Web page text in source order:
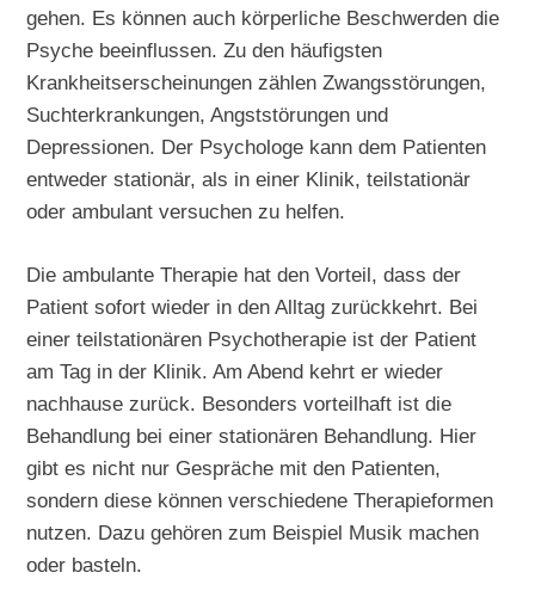
gehen. Es können auch körperliche Beschwerden die
Psyche beeinflussen. Zu den häufigsten
Krankheitserscheinungen zählen Zwangsstörungen,
Suchterkrankungen, Angststörungen und
Depressionen. Der Psychologe kann dem Patienten
entweder stationär, als in einer Klinik, teilstationär
oder ambulant versuchen zu helfen.
Die ambulante Therapie hat den Vorteil, dass der
Patient sofort wieder in den Alltag zurückkehrt. Bei
einer teilstationären Psychotherapie ist der Patient
am Tag in der Klinik. Am Abend kehrt er wieder
nachhause zurück. Besonders vorteilhaft ist die
Behandlung bei einer stationären Behandlung. Hier
gibt es nicht nur Gespräche mit den Patienten,
sondern diese können verschiedene Therapieformen
nutzen. Dazu gehören zum Beispiel Musik machen
oder basteln.